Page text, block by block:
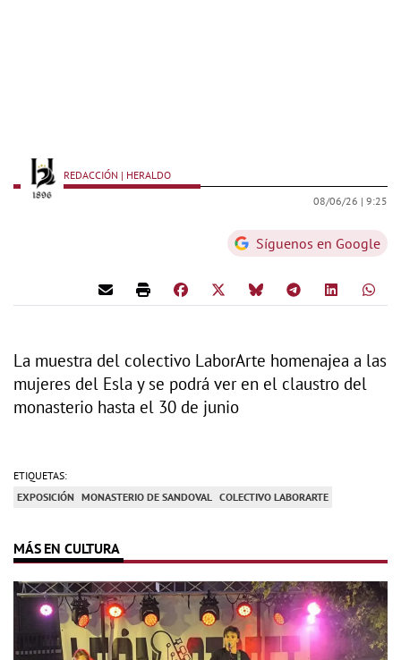
REDACCIÓN | HERALDO
08/06/26 | 9:25
Síguenos en Google
La muestra del colectivo LaborArte homenajea a las
mujeres del Esla y se podrá ver en el claustro del
monasterio hasta el 30 de junio
ETIQUETAS:
EXPOSICIÓN MONASTERIO DE SANDOVAL COLECTIVO LABORARTE
MÁS EN CULTURA